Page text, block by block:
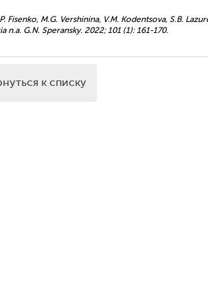
Fisenko, M.G. Vershinina, V.M. Kodentsova, S.B.
G.N. Speransky. 2022; 101 (1): 161-170.
к списку